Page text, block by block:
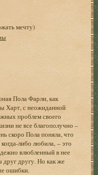
мечту)
Пола Фарли, как
Харт, с неожиданной
проблем своего
не все благополучно –
скоро Пола поняла, что
либо любила, – это
влюбленный в нее
другу. Но как же
ошибки.